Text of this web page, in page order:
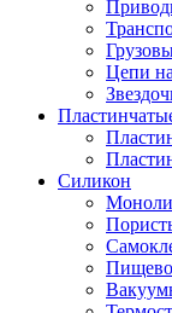
Цепи на
Силикон